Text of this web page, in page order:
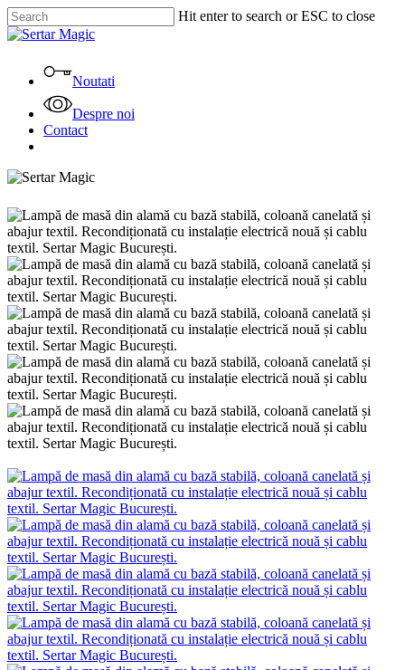
Skip
to
content
Hit enter to search or ESC to close
Close
Noutati
Despre noi
Contact